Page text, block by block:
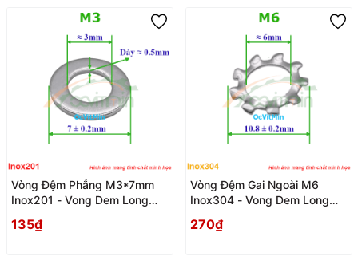
Vòng Đệm Phẳng M3*7mm
Inox201 - Vong Dem Long
135₫
Vòng Đệm Gai Ngoài M6
Inox304 - Vong Dem Long
270₫